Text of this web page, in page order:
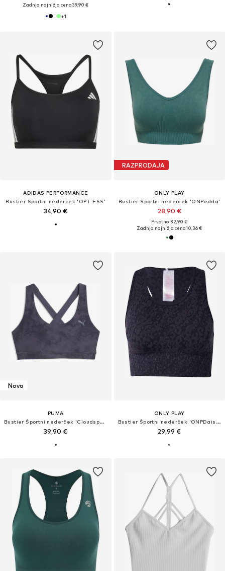
Zadnja najnižja cena39,90 €
+1
ADIDAS PERFORMANCE
Bustier Športni nederček 'OPT ESS'
34,90 €
RAZPRODAJA
ONLY PLAY
Bustier Športni nederček 'ONPedda'
28,90 €
Prvotno: 32,90 €
Zadnja najnižja cena10,36 €
Novo
PUMA
Bustier Športni nederček 'Cloudspun'
39,90 €
ONLY PLAY
Bustier Športni nederček 'ONPDaisy-2-Betty'
29,99 €